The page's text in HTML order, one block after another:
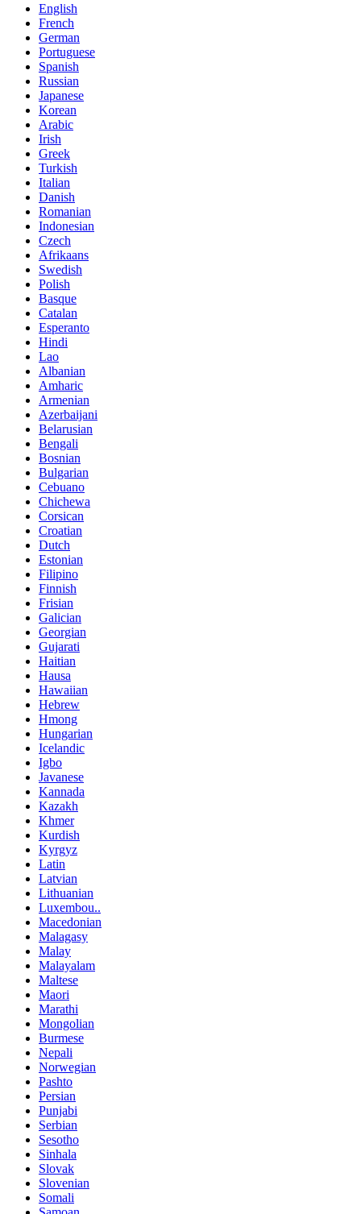
English
French
German
Portuguese
Spanish
Russian
Japanese
Korean
Arabic
Irish
Greek
Turkish
Italian
Danish
Romanian
Indonesian
Czech
Afrikaans
Swedish
Polish
Basque
Catalan
Esperanto
Hindi
Lao
Albanian
Amharic
Armenian
Azerbaijani
Belarusian
Bengali
Bosnian
Bulgarian
Cebuano
Chichewa
Corsican
Croatian
Dutch
Estonian
Filipino
Finnish
Frisian
Galician
Georgian
Gujarati
Haitian
Hausa
Hawaiian
Hebrew
Hmong
Hungarian
Icelandic
Igbo
Javanese
Kannada
Kazakh
Khmer
Kurdish
Kyrgyz
Latin
Latvian
Lithuanian
Luxembou..
Macedonian
Malagasy
Malay
Malayalam
Maltese
Maori
Marathi
Mongolian
Burmese
Nepali
Norwegian
Pashto
Persian
Punjabi
Serbian
Sesotho
Sinhala
Slovak
Slovenian
Somali